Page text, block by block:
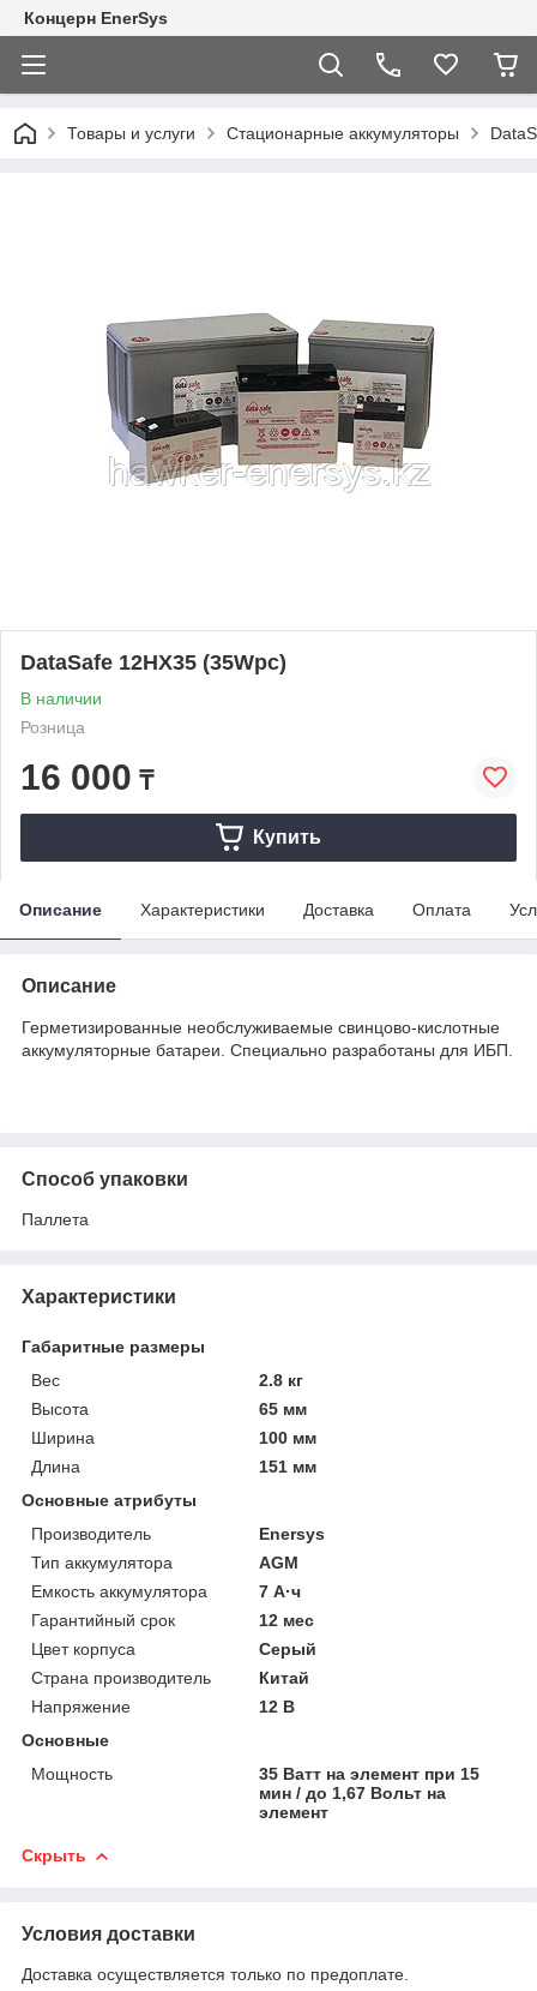
Концерн EnerSys
Товары и услуги Стационарные аккумуляторы
DataSafe 12HX35 (35Wpc)
В наличии
Розница
16 000 ₸
Купить
Описание Характеристики Доставка Оплата
Описание
Герметизированные необслуживаемые свинцово-кислотные
аккумуляторные батареи. Специально разработаны для ИБП.
Способ упаковки
Паллета
Характеристики
Габаритные размеры
Вес
2.8 кг
Высота
65 мм
Ширина
100 мм
Длина
151 мм
Основные атрибуты
Производитель
Enersys
Тип аккумулятора
AGM
Емкость аккумулятора
7 А·ч
Гарантийный срок
12 мес
Цвет корпуса
Серый
Страна производитель
Китай
Напряжение
12 В
Основные
Мощность
35 Ватт на элемент при 15
мин / до 1,67 Вольт на
элемент
Скрыть
Условия доставки
Доставка осуществляется только по предоплате.